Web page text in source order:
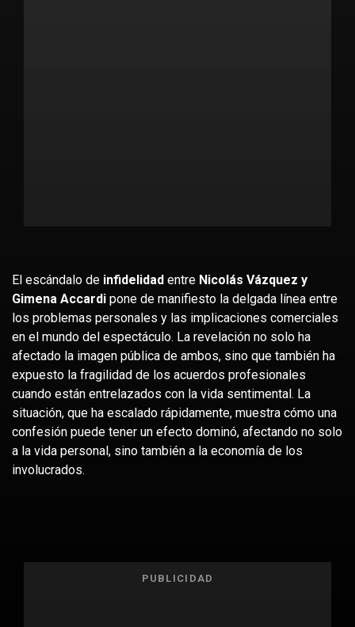
El escándalo de infidelidad entre Nicolás Vázquez y
Gimena Accardi pone de manifiesto la delgada línea entre
los problemas personales y las implicaciones comerciales
en el mundo del espectáculo. La revelación no solo ha
afectado la imagen pública de ambos, sino que también ha
expuesto la fragilidad de los acuerdos profesionales
cuando están entrelazados con la vida sentimental. La
situación, que ha escalado rápidamente, muestra cómo una
confesión puede tener un efecto dominó, afectando no solo
a la vida personal, sino también a la economía de los
involucrados.
PUBLICIDAD